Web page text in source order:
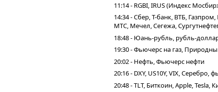
11:14 - RGBI, IRUS (Индекс
14:34 - Сбер, Т-банк, ВТБ,
МТС, Мечел, Сегежа,
18:48 - Юань-рубль, рубль-
19:30 - Фьючерс на газ,
20:02 - Нефть, Фьючерс нефти
20:16 - DXY, US10Y, VIX,
20:48 - TLT, Биткоин, Apple, Tesla,